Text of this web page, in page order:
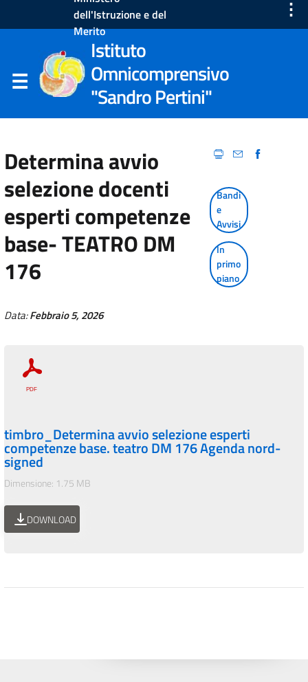
dell'Istruzione e del
Merito
⋮
Istituto
Omnicomprensivo
"Sandro Pertini"
Determina avvio
selezione docenti
esperti competenze
base- TEATRO DM
176
Bandi
e
Avvisi
In
primo
piano
Data:Febbraio 5, 2026
timbro_Determina avvio selezione esperti
competenze base. teatro DM 176 Agenda nord-
signed
Dimensione: 1.75 MB
DOWNLOAD